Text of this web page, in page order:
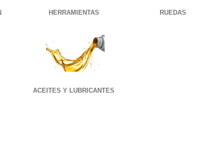
HERRAMIENTAS RUEDAS
ACEITES Y LUBRICANTES